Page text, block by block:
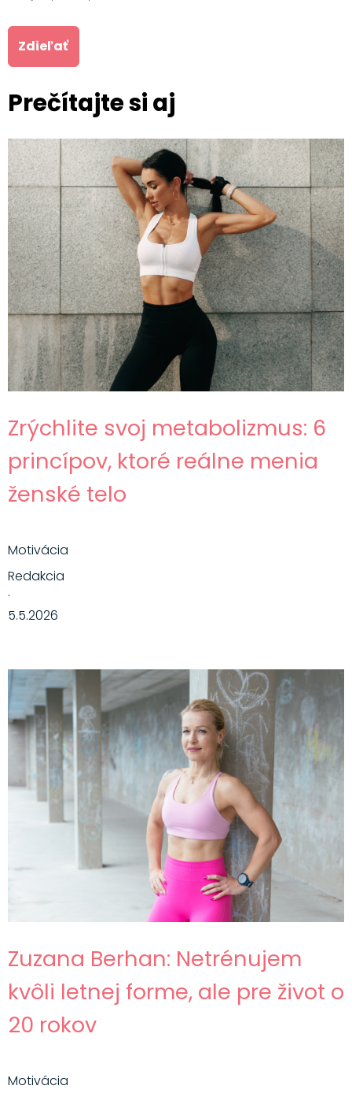
Zdieľať
Prečítajte si aj
Zrýchlite svoj metabolizmus: 6
princípov, ktoré reálne menia
ženské telo
Motivácia
Redakcia
·
5.5.2026
Zuzana Berhan: Netrénujem
kvôli letnej forme, ale pre život o
20 rokov
Motivácia